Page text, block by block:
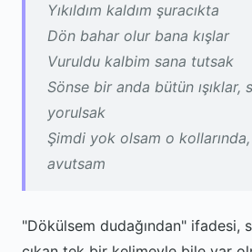
Yıkıldım kaldım şuracıkta
Dön bahar olur bana kışlar
Vuruldu kalbim sana tutsak
Sönse bir anda bütün ışıklar,
yorulsak
Şimdi yok olsam o
avutsam
"Dökülsem dudağından" ifadesi,